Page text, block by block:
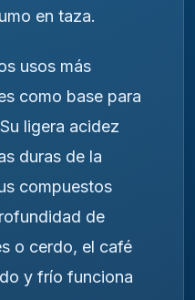
en taza.
usos más
como base para
ligera acidez
duras de la
compuestos
de
o cerdo, el café
y frío funciona